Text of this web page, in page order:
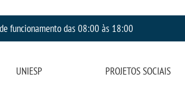
funcionamento das 08:00 às 18:00
UNIESP PROJETOS SOCIAIS